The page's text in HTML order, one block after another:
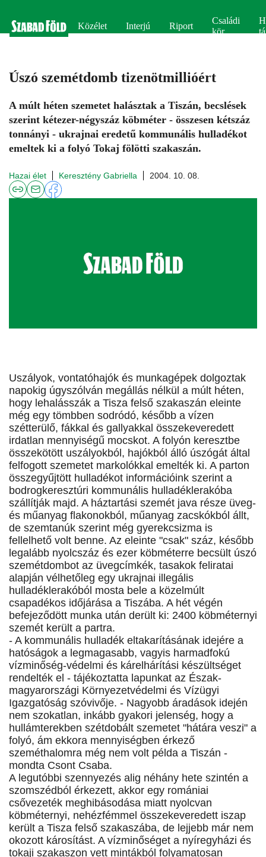
Közélet Interjú Riport
Családi
kör
Úszó szemétdomb tizenötmillióért
A múlt héten szemetet halásztak a Tiszán, becslések
szerint kétezer-négyszáz köbméter - összesen kétszáz
tonnányi - ukrajnai eredetű kommunális hulladékot
emeltek ki a folyó Tokaj fölötti szakaszán.
Hazai élet Keresztény Gabriella 2004. 10. 08.
Uszályok, vontatóhajók és munkagépek dolgoztak
napokig úgyszólván megállás nélkül a múlt héten,
hogy lehalásszák a Tisza felső szakaszán eleinte
még egy tömbben sodródó, később a vízen
szétterülő, fákkal és gallyakkal összekeveredett
irdatlan mennyiségű mocskot. A folyón keresztbe
összekötött uszályokból, hajókból álló úszógát által
felfogott szemetet markolókkal emelték ki. A parton
összegyűjtött hulladékot információink szerint a
bodrogkeresztúri kommunális hulladéklerakóba
szállítják majd. A háztartási szemét java része üveg-
és műanyag flakonokból, műanyag zacskókból állt,
de szemtanúk szerint még gyerekcsizma is
fellelhető volt benne. Az eleinte "csak" száz, később
legalább nyolcszáz és ezer köbméterre becsült úszó
szemétdombot az üvegcímkék, tasakok feliratai
alapján vélhetőleg egy ukrajnai illegális
hulladéklerakóból mosta bele a közelmúlt
csapadékos időjárása a Tiszába. A hét végén
befejeződött munka után derült ki: 2400 köbméternyi
szemét került a partra.
- A kommunális hulladék eltakarításának idejére a
hatóságok a legmagasabb, vagyis harmadfokú
vízminőség-védelmi és kárelhárítási készültséget
rendelték el - tájékoztatta lapunkat az Észak-
magyarországi Környezetvédelmi és Vízügyi
Igazgatóság szóvivője. - Nagyobb áradások idején
nem szokatlan, inkább gyakori jelenség, hogy a
hullámterekben szétdobált szemetet "hátára veszi" a
folyó, ám ekkora mennyiségben érkező
szeméthalomra még nem volt példa a Tiszán -
mondta Csont Csaba.
A legutóbbi szennyezés alig néhány hete szintén a
szomszédból érkezett, akkor egy romániai
csővezeték meghibásodása miatt nyolcvan
köbméternyi, nehézfémmel összekeveredett iszap
került a Tisza felső szakaszába, de lejjebb már nem
okozott károsítást. A vízminőséget a nyíregyházi és
tokaji szakaszon vett mintákból folyamatosan